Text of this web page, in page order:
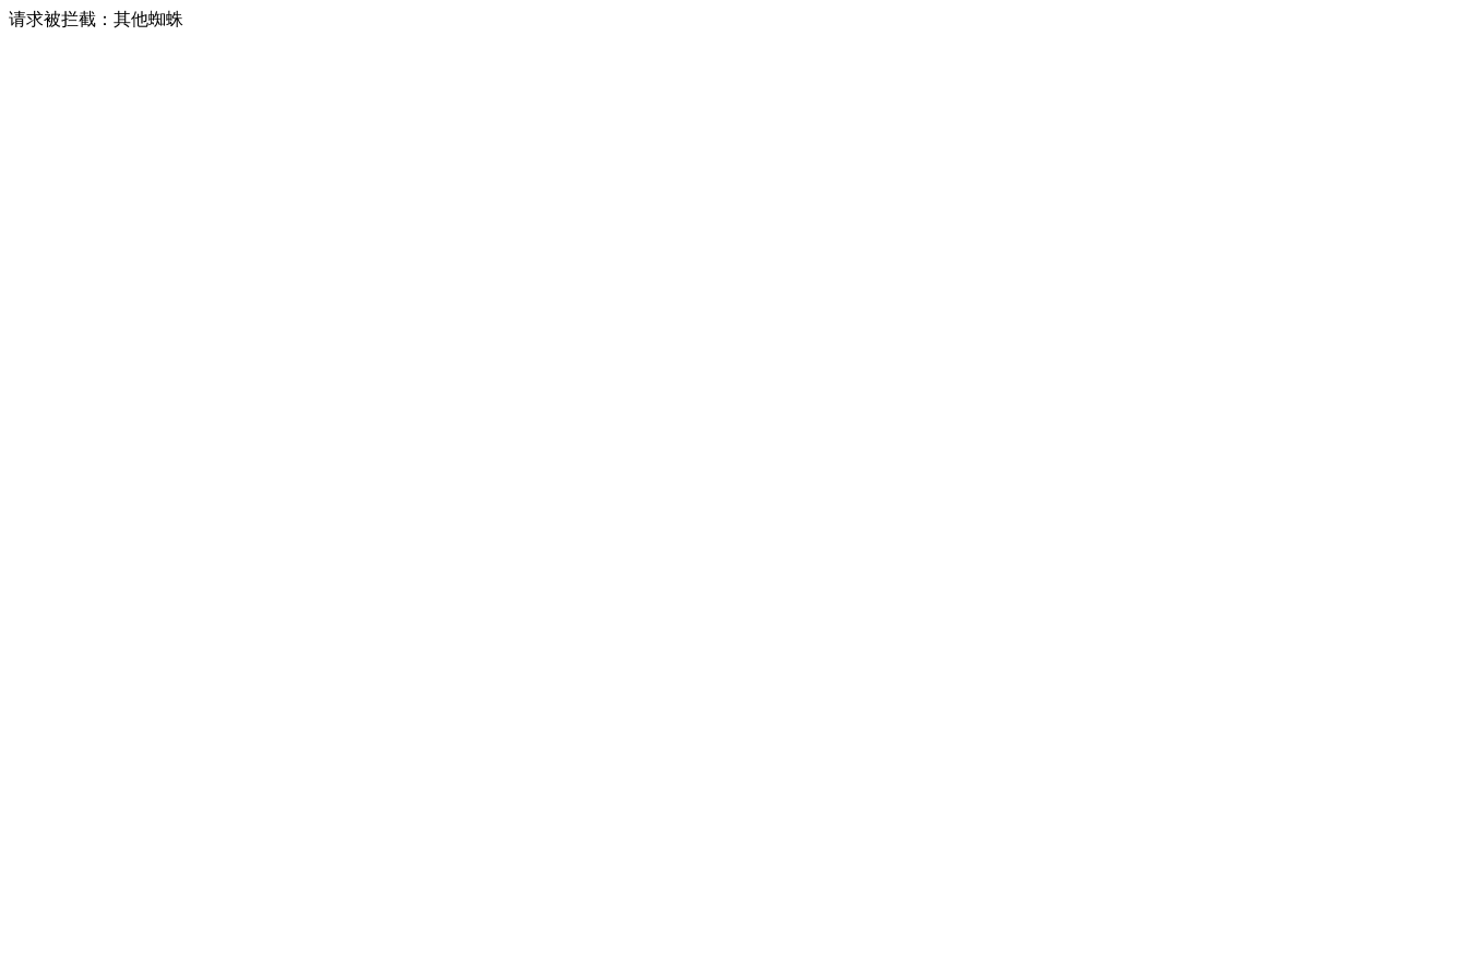
请求被拦截：其他蜘蛛